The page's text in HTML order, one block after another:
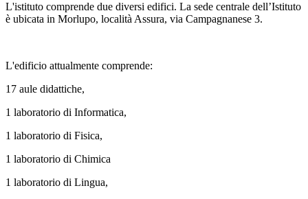
L'istituto comprende due diversi edifici. La sede centrale dell’Istituto
è ubicata in Morlupo, località Assura, via Campagnanese 3.
L'edificio attualmente comprende:
17 aule didattiche,
1 laboratorio di Informatica,
1 laboratorio di Fisica,
1 laboratorio di Chimica
1 laboratorio di Lingua,